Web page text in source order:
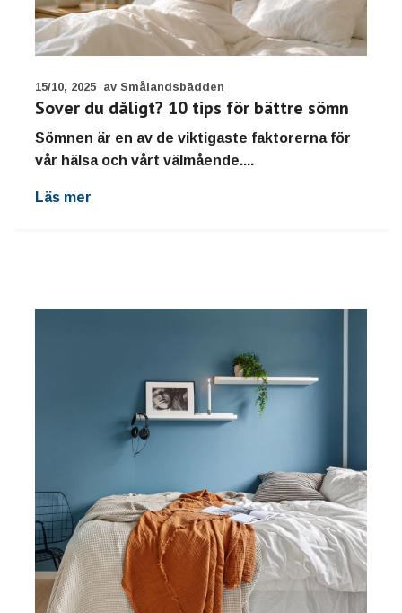
15/10, 2025 av Smålandsbädden
Sover du dåligt? 10 tips för bättre sömn
Sömnen är en av de viktigaste faktorerna för
vår hälsa och vårt välmående....
Läs mer